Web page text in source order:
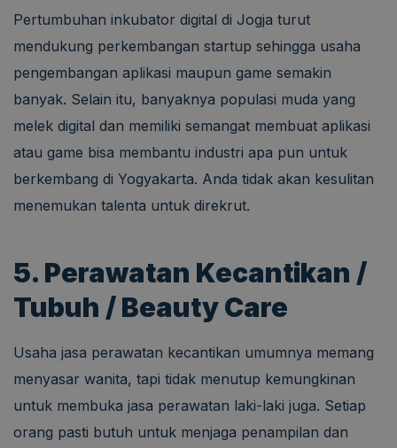
Pertumbuhan inkubator digital di Jogja turut
mendukung perkembangan startup sehingga usaha
pengembangan aplikasi maupun game semakin
banyak. Selain itu, banyaknya populasi muda yang
melek digital dan memiliki semangat membuat aplikasi
atau game bisa membantu industri apa pun untuk
berkembang di Yogyakarta. Anda tidak akan kesulitan
menemukan talenta untuk direkrut.
5. Perawatan Kecantikan /
Tubuh / Beauty Care
Usaha jasa perawatan kecantikan umumnya memang
menyasar wanita, tapi tidak menutup kemungkinan
untuk membuka jasa perawatan laki-laki juga. Setiap
orang pasti butuh untuk menjaga penampilan dan